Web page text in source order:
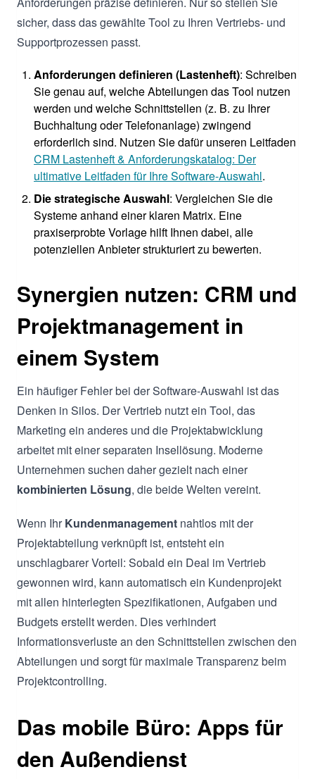
sicher, dass das gewählte Tool zu Ihren Vertriebs- und
Supportprozessen passt.
Anforderungen definieren (Lastenheft): Schreiben
Sie genau auf, welche Abteilungen das Tool nutzen
werden und welche Schnittstellen (z. B. zu Ihrer
Buchhaltung oder Telefonanlage) zwingend
erforderlich sind. Nutzen Sie dafür unseren Leitfaden
CRM Lastenheft & Anforderungskatalog: Der
ultimative Leitfaden für Ihre Software-Auswahl.
Die strategische Auswahl: Vergleichen Sie die
Systeme anhand einer klaren Matrix. Eine
praxiserprobte Vorlage hilft Ihnen dabei, alle
potenziellen Anbieter strukturiert zu bewerten.
Synergien nutzen: CRM und
Projektmanagement in
einem System
Ein häufiger Fehler bei der Software-Auswahl ist das
Denken in Silos. Der Vertrieb nutzt ein Tool, das
Marketing ein anderes und die Projektabwicklung
arbeitet mit einer separaten Insellösung. Moderne
Unternehmen suchen daher gezielt nach einer
kombinierten Lösung, die beide Welten vereint.
Wenn IhrKundenmanagement nahtlos mit der
Projektabteilung verknüpft ist, entsteht ein
unschlagbarer Vorteil: Sobald ein Deal im Vertrieb
gewonnen wird, kann automatisch ein Kundenprojekt
mit allen hinterlegten Spezifikationen, Aufgaben und
Budgets erstellt werden. Dies verhindert
Informationsverluste an den Schnittstellen zwischen den
Abteilungen und sorgt für maximale Transparenz beim
Projektcontrolling.
Das mobile Büro: Apps für
den Außendienst